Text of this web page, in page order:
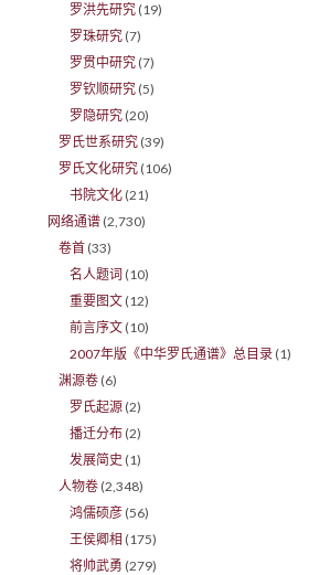
罗洪先研究 (19)
罗珠研究 (7)
罗贯中研究 (7)
罗钦顺研究 (5)
罗隐研究 (20)
罗氏世系研究 (39)
罗氏文化研究 (106)
书院文化 (21)
网络通谱 (2,730)
卷首 (33)
名人题词 (10)
重要图文 (12)
前言序文 (10)
2007年版《中华罗氏通谱》总目录 (1)
渊源卷 (6)
罗氏起源 (2)
播迁分布 (2)
发展简史 (1)
人物卷 (2,348)
鸿儒硕彦 (56)
王侯卿相 (175)
将帅武勇 (279)